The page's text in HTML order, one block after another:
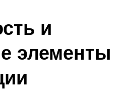
и
элементы